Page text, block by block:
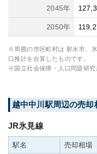
2045年
2050年
※周囲の市区町村は 射水市、
口推計を合算したものです。
※国立社会保障・人口問題研究
越中中川駅周辺の売却
JR氷見線
駅名 売却相場